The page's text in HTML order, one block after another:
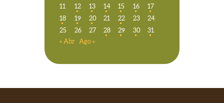
11
12 13 14 15 16
17
18
19 20 21 22 23
24
25
26 27 28 29 30
31
« Abr Ago »